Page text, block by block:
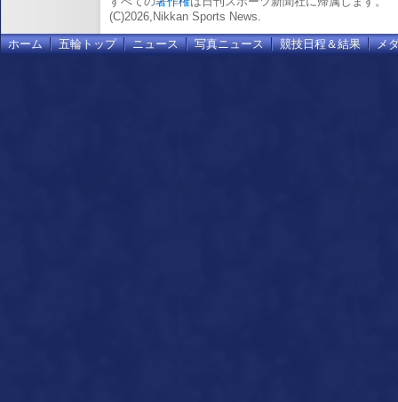
(C)2026,Nikkan Sports News.
ホーム 五輪トップ ニュース 写真ニュース 競技日程＆結果 メ